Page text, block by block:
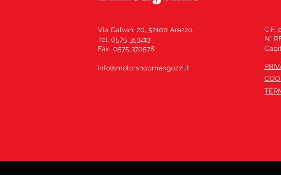
Via Galvani 20, 52100 Arezzo
Tel. 0575 353213
Fax 0575 370578
info@motorshopmengozzi.it
C.F.
N°